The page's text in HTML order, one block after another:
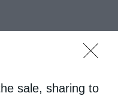
sale, sharing to